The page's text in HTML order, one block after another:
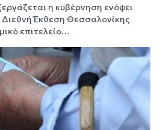
η κυβέρνηση ενόψει
Έκθεση Θεσσαλονίκης
επιτελείο…